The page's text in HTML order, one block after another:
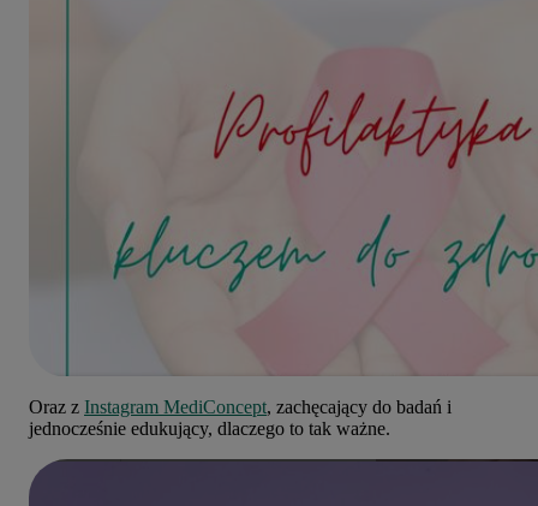
Oraz z Instagram MediConcept, zachęcający do badań i
jednocześnie edukujący, dlaczego to tak ważne.